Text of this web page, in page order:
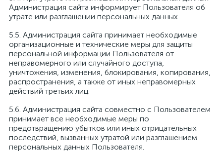
Администрация сайта информирует Пользователя об
утрате или разглашении персональных данных.
5.5. Администрация сайта принимает необходимые
организационные и технические меры для защиты
персональной информации Пользователя от
неправомерного или случайного доступа,
уничтожения, изменения, блокирования, копирования,
распространения, а также от иных неправомерных
действий третьих лиц.
5.6. Администрация сайта совместно с Пользователем
принимает все необходимые меры по
предотвращению убытков или иных отрицательных
последствий, вызванных утратой или разглашением
персональных данных Пользователя.